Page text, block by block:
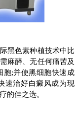
黑色素种植技术中比
麻醉、无任何痛苦及
胞;并使黑细胞快速成
速治好白癜风成为现
的佳之选。